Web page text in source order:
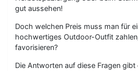
gut aussehen!
Doch welchen Preis muss man für
hochwertiges Outdoor-Outfit
favorisieren?
Die Antworten auf diese Fragen gibt